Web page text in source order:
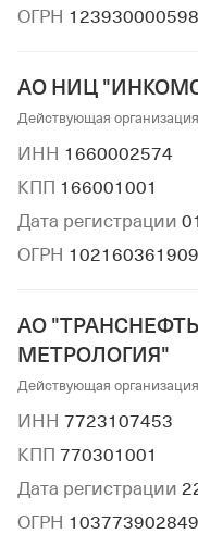
ОГРН
АО НИЦ
Действующая организация
ИНН 1660002574
КПП 166001001
Дата регистрации
ОГРН
АО
МЕТРОЛОГИЯ"
Действующая организация
ИНН 7723107453
КПП 770301001
Дата регистрации
ОГРН